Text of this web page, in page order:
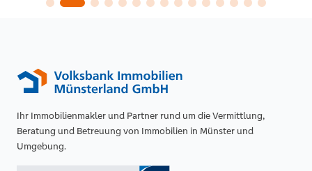
Ihr Immobilienmakler und Partner rund um die Vermittlung,
Beratung und Betreuung von Immobilien in Münster und
Umgebung.